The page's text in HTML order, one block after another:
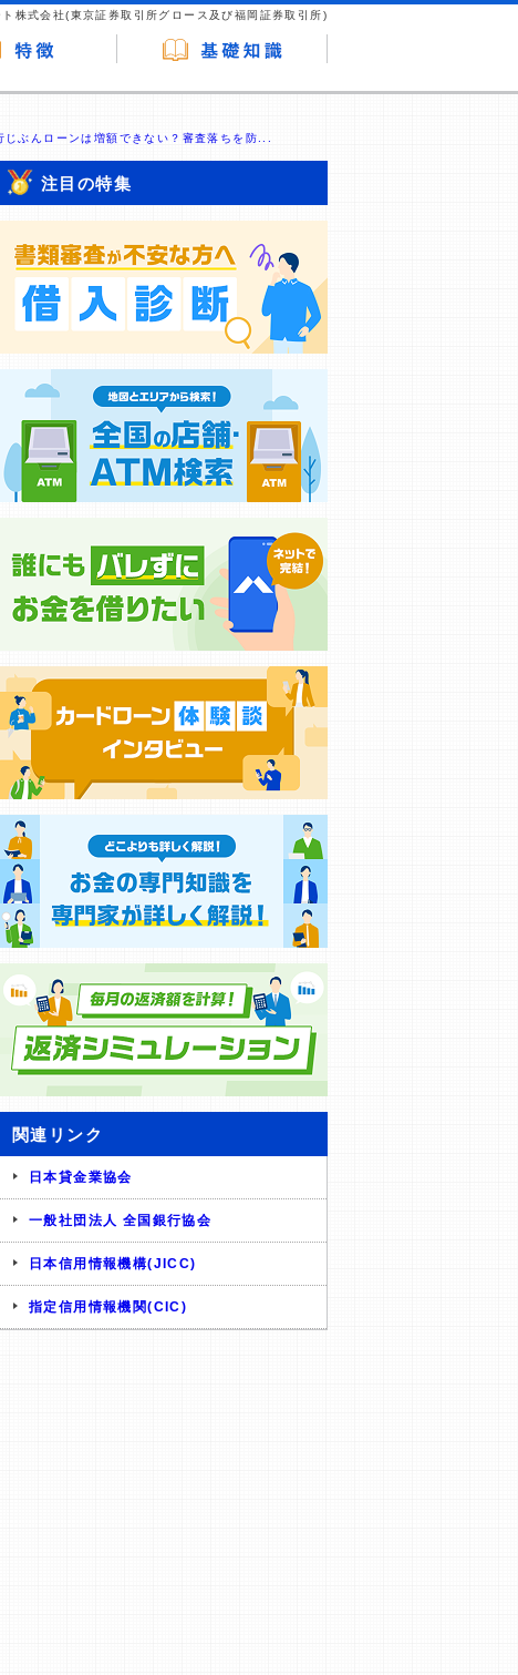
株式会社(東京証券取引所グロース及び福岡証券取引所)
じぶんローンは増額できない？審査落ちを防...
注目の特集
関連リンク
日本貸金業協会
一般社団法人 全国銀行協会
日本信用情報機構(JICC)
指定信用情報機関(CIC)